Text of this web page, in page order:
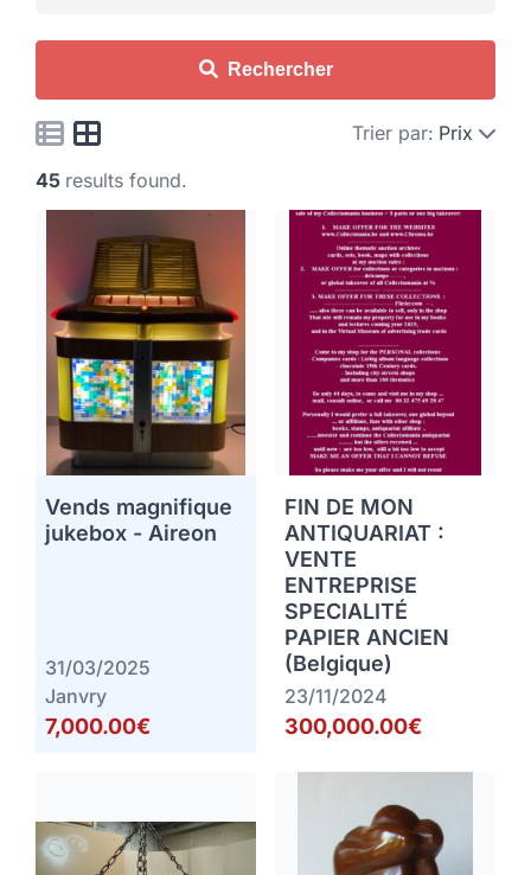
Rechercher
Trier par: Prix
45 results found.
Vends magnifique
jukebox - Aireon
31/03/2025
Janvry
7,000.00€
FIN DE MON
ANTIQUARIAT :
VENTE
ENTREPRISE
SPECIALITÉ
PAPIER ANCIEN
(Belgique)
23/11/2024
300,000.00€